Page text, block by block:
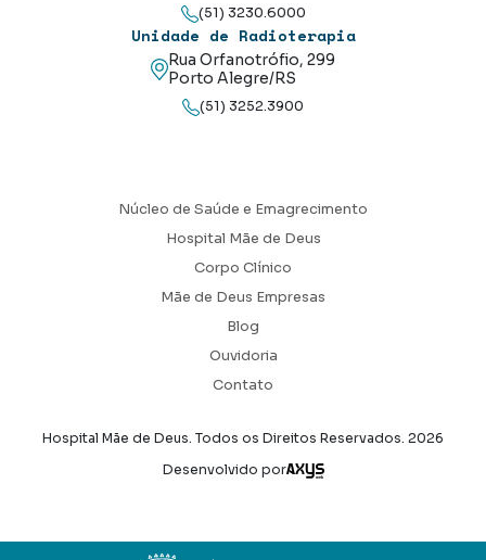
(51) 3230.6000
Unidade de Radioterapia
Rua Orfanotrófio, 299
Porto Alegre/RS
(51) 3252.3900
Núcleo de Saúde e Emagrecimento
Hospital Mãe de Deus
Corpo Clínico
Mãe de Deus Empresas
Blog
Ouvidoria
Contato
Hospital Mãe de Deus. Todos os Direitos Reservados. 2026
Desenvolvido por
Axysweb